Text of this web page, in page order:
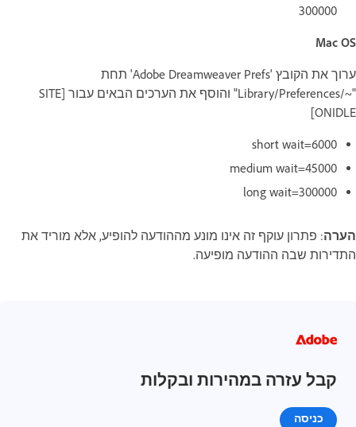
300000
Mac OS
ערוך את הקובץ 'Adobe Dreamweaver Prefs' תחת
"~/Library/Preferences" והוסף את הערכים הבאים עבור [SITE
ONIDLE]
short wait=6000
medium wait=45000
long wait=300000
הערה: פתרון עוקף זה אינו מונע מההודעה להופיע, אלא מוריד את
התדירות שבה ההודעה מופיעה.
קבל עזרה במהירות ובקלות
כניסה